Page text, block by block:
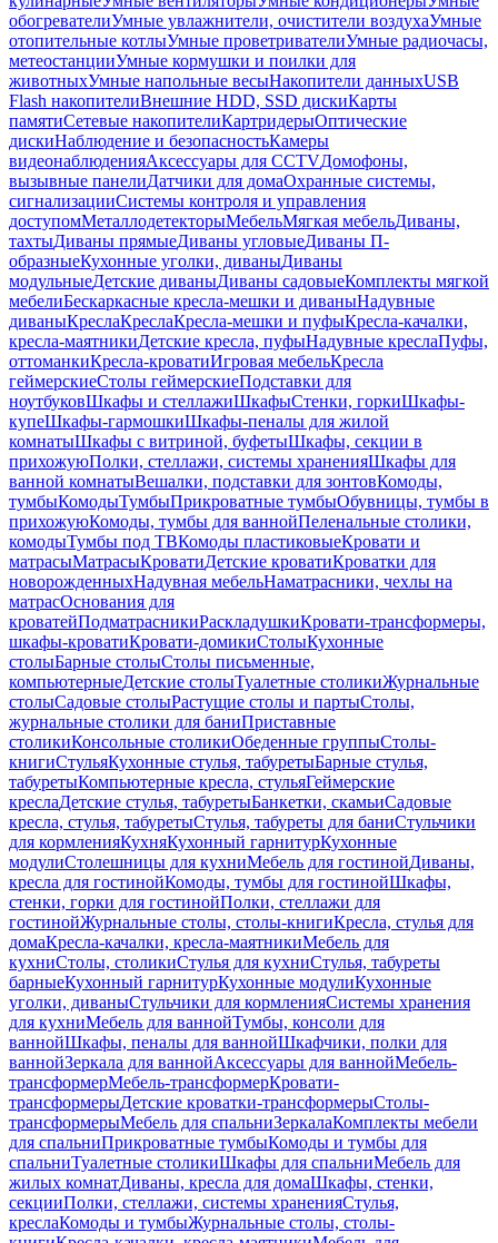
обогревателиУмные увлажнители, очистители воздухаУмные
отопительные котлыУмные проветривателиУмные радиочасы,
метеостанцииУмные кормушки и поилки для
животныхУмные напольные весыНакопители данныхUSB
Flash накопителиВнешние HDD, SSD дискиКарты
памятиСетевые накопителиКартридерыОптические
дискиНаблюдение и безопасностьКамеры
видеонаблюденияАксессуары для CCTVДомофоны,
вызывные панелиДатчики для домаОхранные системы,
сигнализацииСистемы контроля и управления
доступомМеталлодетекторыМебельМягкая мебельДиваны,
тахтыДиваны прямыеДиваны угловыеДиваны П-
образныеКухонные уголки, диваныДиваны
модульныеДетские диваныДиваны садовыеКомплекты мягкой
мебелиБескаркасные кресла-мешки и диваныНадувные
диваныКреслаКреслаКресла-мешки и пуфыКресла-качалки,
кресла-маятникиДетские кресла, пуфыНадувные креслаПуфы,
оттоманкиКресла-кроватиИгровая мебельКресла
геймерскиеСтолы геймерскиеПодставки для
ноутбуковШкафы и стеллажиШкафыСтенки, горкиШкафы-
купеШкафы-гармошкиШкафы-пеналы для жилой
комнатыШкафы с витриной, буфетыШкафы, секции в
прихожуюПолки, стеллажи, системы храненияШкафы для
ванной комнатыВешалки, подставки для зонтовКомоды,
тумбыКомодыТумбыПрикроватные тумбыОбувницы, тумбы в
прихожуюКомоды, тумбы для ваннойПеленальные столики,
комодыТумбы под ТВКомоды пластиковыеКровати и
матрасыМатрасыКроватиДетские кроватиКроватки для
новорожденныхНадувная мебельНаматрасники, чехлы на
матрасОснования для
кроватейПодматрасникиРаскладушкиКровати-трансформеры,
шкафы-кроватиКровати-домикиСтолыКухонные
столыБарные столыСтолы письменные,
компьютерныеДетские столыТуалетные столикиЖурнальные
столыСадовые столыРастущие столы и партыСтолы,
журнальные столики для баниПриставные
столикиКонсольные столикиОбеденные группыСтолы-
книгиСтульяКухонные стулья, табуретыБарные стулья,
табуретыКомпьютерные кресла, стульяГеймерские
креслаДетские стулья, табуретыБанкетки, скамьиСадовые
кресла, стулья, табуретыСтулья, табуреты для баниСтульчики
для кормленияКухняКухонный гарнитурКухонные
модулиСтолешницы для кухниМебель для гостинойДиваны,
кресла для гостинойКомоды, тумбы для гостинойШкафы,
стенки, горки для гостинойПолки, стеллажи для
гостинойЖурнальные столы, столы-книгиКресла, стулья для
домаКресла-качалки, кресла-маятникиМебель для
кухниСтолы, столикиСтулья для кухниСтулья, табуреты
барныеКухонный гарнитурКухонные модулиКухонные
уголки, диваныСтульчики для кормленияСистемы хранения
для кухниМебель для ваннойТумбы, консоли для
ваннойШкафы, пеналы для ваннойШкафчики, полки для
ваннойЗеркала для ваннойАксессуары для ваннойМебель-
трансформерМебель-трансформерКровати-
трансформерыДетские кроватки-трансформерыСтолы-
трансформерыМебель для спальниЗеркалаКомплекты мебели
для спальниПрикроватные тумбыКомоды и тумбы для
спальниТуалетные столикиШкафы для спальниМебель для
жилых комнатДиваны, кресла для домаШкафы, стенки,
секцииПолки, стеллажи, системы храненияСтулья,
креслаКомоды и тумбыЖурнальные столы, столы-